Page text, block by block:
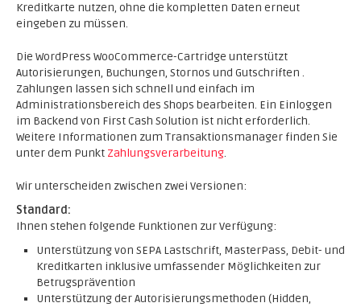
Kreditkarte nutzen, ohne die kompletten Daten erneut
eingeben zu müssen.
Die WordPress WooCommerce-Cartridge unterstützt
Autorisierungen, Buchungen, Stornos und Gutschriften .
Zahlungen lassen sich schnell und einfach im
Administrationsbereich des Shops bearbeiten. Ein Einloggen
im Backend von First Cash Solution ist nicht erforderlich.
Weitere Informationen zum Transaktionsmanager finden Sie
unter dem Punkt Zahlungsverarbeitung.
Wir unterscheiden zwischen zwei Versionen:
Standard:
Ihnen stehen folgende Funktionen zur Verfügung:
Unterstützung von SEPA Lastschrift, MasterPass, Debit- und
Kreditkarten inklusive umfassender Möglichkeiten zur
Betrugsprävention
Unterstützung der Autorisierungsmethoden (Hidden,